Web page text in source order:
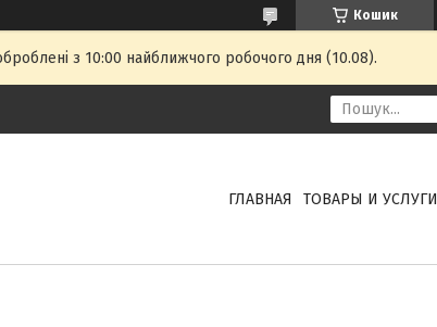
Кошик
з 10:00 найближчого робочого дня (10.08).
ГЛАВНАЯ ТОВАРЫ И УСЛУГИ